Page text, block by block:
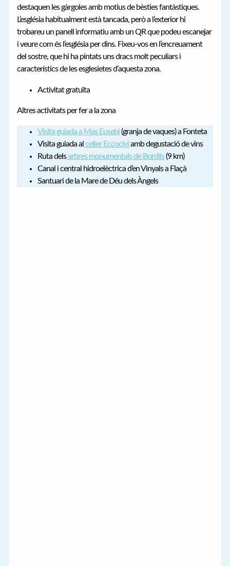
destaquen les gàrgoles amb motius de bèsties fantàstiques.
L’església habitualment està tancada, però a l’exterior hi
trobareu un panell informatiu amb un QR que podeu escanejar
i veure com és l’església per dins. Fixeu-vos en l’encreuament
del sostre, que hi ha pintats uns dracs molt peculiars i
característics de les esglesietes d’aquesta zona.
Activitat gratuïta
Altres activitats per fer a la zona
Visita guiada a Mas Eusebi(granja de vaques) a Fonteta
Visita guiada alceller Eccociviamb degustació de vins
Ruta delsarbres monumentals de Bordils(9 km)
Canal i central hidroelèctrica d’en Vinyals a Flaçà
Santuari de la Mare de Déu dels Àngels